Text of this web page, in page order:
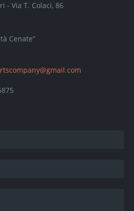
- Via T. Colaci, 86
Cenate”